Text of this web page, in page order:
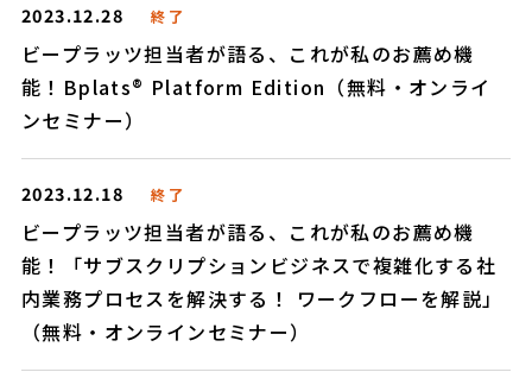
2023.12.28 終了
ビープラッツ担当者が語る、これが私のお薦め機
能！Bplats® Platform Edition（無料・オンライ
ンセミナー）
2023.12.18 終了
ビープラッツ担当者が語る、これが私のお薦め機
能！「サブスクリプションビジネスで複雑化する社
内業務プロセスを解決する！ ワークフローを解説」
（無料・オンラインセミナー）